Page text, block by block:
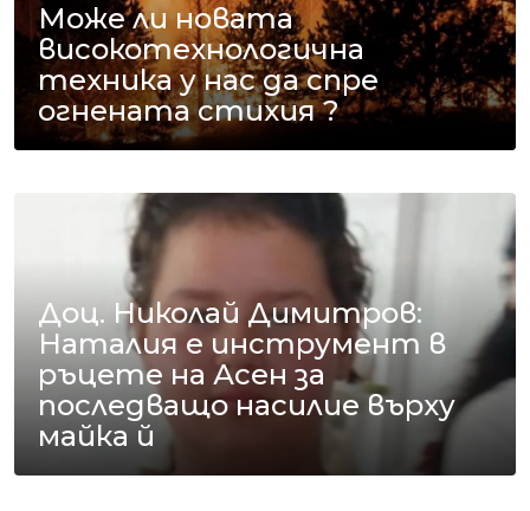
Може ли новата
високотехнологична
техника у нас да спре
огнената стихия ?
Доц. Николай Димитров:
Наталия е инструмент в
ръцете на Асен за
последващо насилие върху
майка й